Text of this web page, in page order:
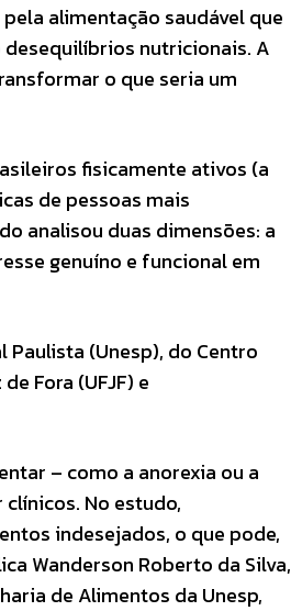
alimentação saudável que
nutricionais. A
o que seria um
fisicamente ativos (a
de pessoas mais
analisou duas dimensões: a
genuíno e funcional em
(Unesp), do Centro
Fora (UFJF) e
– como a anorexia ou a
No estudo,
indesejados, o que pode,
Wanderson Roberto da Silva,
de Alimentos da Unesp,